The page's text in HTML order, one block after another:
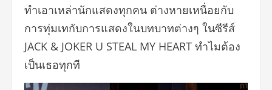
ทำเอาเหล่านักแสดงทุกคน ต่างหายเหนื่อยกับ
การทุ่มเทกับการแสดงในบทบาทต่างๆ ในซีรีส์
JACK & JOKER U STEAL MY HEART ทำไมต้อง
เป็นเธอทุกที